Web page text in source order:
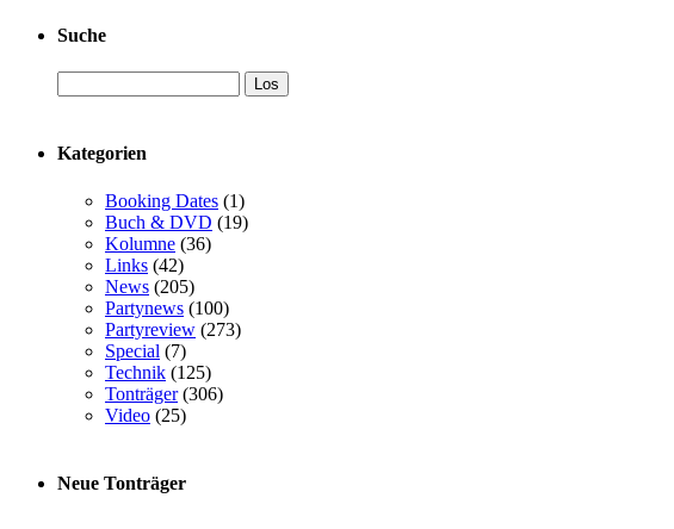
Suche
Kategorien
Booking Dates (1)
Buch & DVD (19)
Kolumne (36)
Links (42)
News (205)
Partynews (100)
Partyreview (273)
Special (7)
Technik (125)
Tonträger(306)
Video (25)
Neue Tonträger